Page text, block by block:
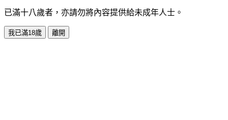
已滿十八歲者，亦請勿將內容提供給未成年人士。
我已滿18歲 離開